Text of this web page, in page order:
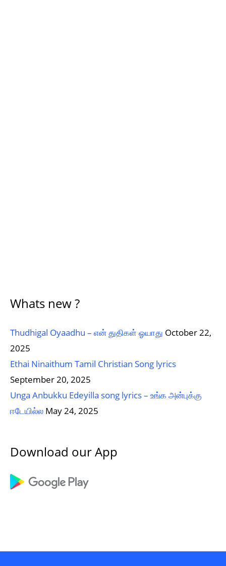
Whats new ?
Thudhigal Oyaadhu – என் துதிகள் ஓயாது October 22,
2025
Ethai Ninaithum Tamil Christian Song lyrics
September 20, 2025
Unga Anbukku Edeyilla song lyrics – உங்க அன்புக்கு
ஈடேயில்ல May 24, 2025
Download our App